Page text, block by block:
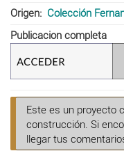
Origen
Colección
Publicacion completa
Este es un proyecto
construcción. Si
llegar tus